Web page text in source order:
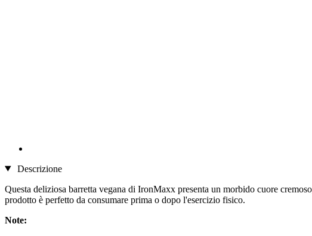
Descrizione
Questa deliziosa barretta vegana di IronMaxx presenta un morbido cuore
prodotto è perfetto da consumare prima o dopo l'esercizio fisico.
Note: